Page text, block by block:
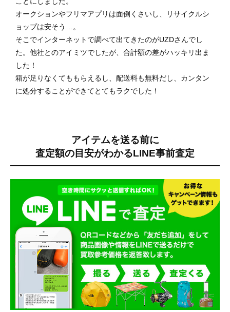
オークションやフリマアプリは面倒くさいし、リサイクルシ
ョップは安そう…。
そこでインターネットで調べて出てきたのがUZDさんでし
た。他社とのアイミツでしたが、合計額の差がハッキリ出ま
した！
箱が足りなくてももらえるし、配送料も無料だし、カンタン
に処分することができてとてもラクでした！
アイテムを送る前に
査定額の目安がわかるLINE事前査定